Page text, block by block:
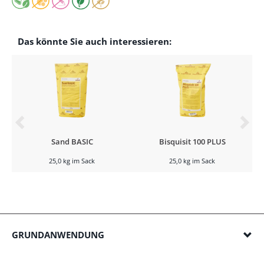
Das könnte Sie auch interessieren:
Sand BASIC
25,0 kg im Sack
Bisquisit 100 PLUS
25,0 kg im Sack
GRUNDANWENDUNG